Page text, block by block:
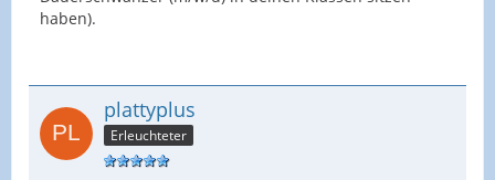
haben).
plattyplus
Erleuchteter